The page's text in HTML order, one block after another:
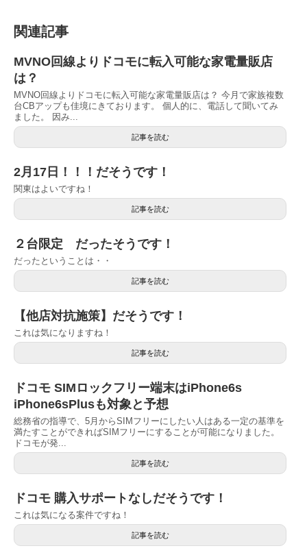
関連記事
MVNO回線よりドコモに転入可能な家電量販店
は？
MVNO回線よりドコモに転入可能な家電量販店は？ 今月で家族複数
台CBアップも佳境にきております。 個人的に、電話して聞いてみ
ました。 因み...
記事を読む
2月17日！！！だそうです！
関東はよいですね！
記事を読む
２台限定 だったそうです！
だったということは・・
記事を読む
【他店対抗施策】だそうです！
これは気になりますね！
記事を読む
ドコモ SIMロックフリー端末はiPhone6s
iPhone6sPlusも対象と予想
総務省の指導で、5月からSIMフリーにしたい人はある一定の基準を
満たすことができればSIMフリーにすることが可能になりました。
ドコモが発...
記事を読む
ドコモ 購入サポートなしだそうです！
これは気になる案件ですね！
記事を読む